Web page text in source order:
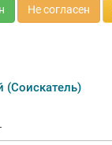
Не согласен
(Соискатель)